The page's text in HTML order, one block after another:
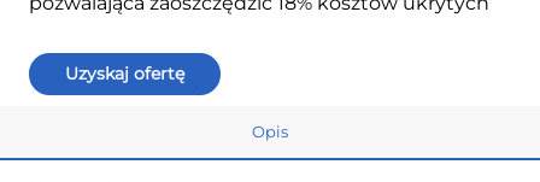
Uzyskaj ofertę
Opis